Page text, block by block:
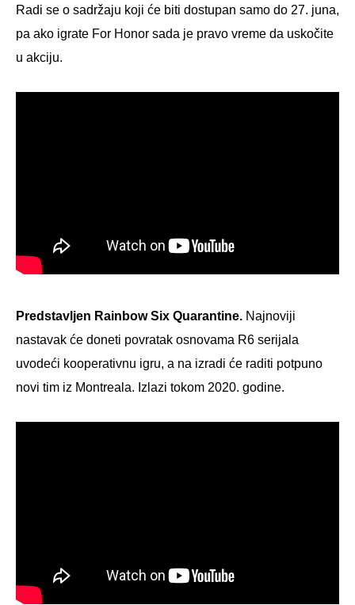
Radi se o sadržaju koji će biti dostupan samo do 27. juna,
pa ako igrate For Honor sada je pravo vreme da uskočite
u akciju.
Predstavljen Rainbow Six Quarantine. Najnoviji
nastavak će doneti povratak osnovama R6 serijala
uvodeći kooperativnu igru, a na izradi će raditi potpuno
novi tim iz Montreala. Izlazi tokom 2020. godine.